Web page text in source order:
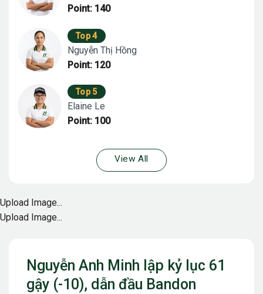
Nguyễn Anh Minh lập kỷ lục 61
gậy (-10), dẫn đầu Bandon
Point: 140
Top 4
Nguyễn Thị Hồng
Point: 120
Top 5
Elaine Le
Point: 100
View All
Upload Image...
Upload Image...